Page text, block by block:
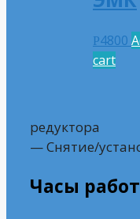
Р4800
cart
редуктора
— Снятие/
Часы